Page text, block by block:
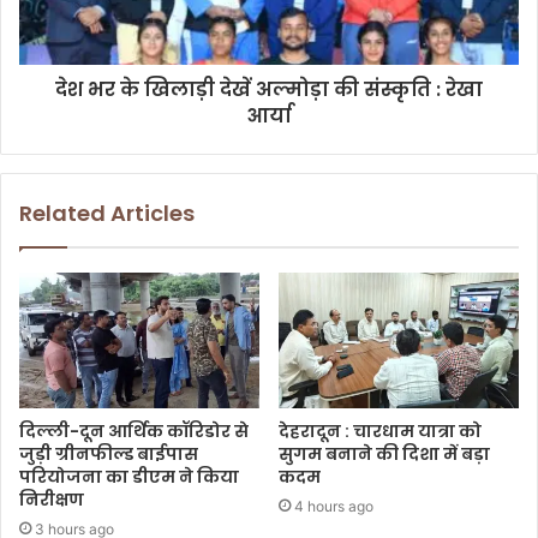
देश भर के खिलाड़ी देखें अल्मोड़ा की संस्कृति : रेखा
आर्या
Related Articles
दिल्ली-दून आर्थिक कॉरिडोर से
जुड़ी ग्रीनफील्ड बाईपास
परियोजना का डीएम ने किया
निरीक्षण
3 hours ago
देहरादून : चारधाम यात्रा को
सुगम बनाने की दिशा में बड़ा
कदम
4 hours ago